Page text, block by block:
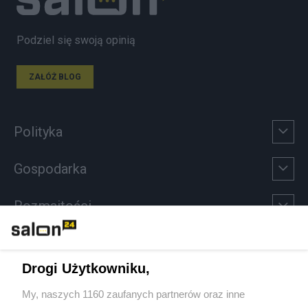
Podziel się swoją opinią
ZAŁÓŻ BLOG
Polityka
Gospodarka
Rozmaitości
Sport
Drogi Użytkowniku,
My, naszych 1160 zaufanych partnerów oraz inne